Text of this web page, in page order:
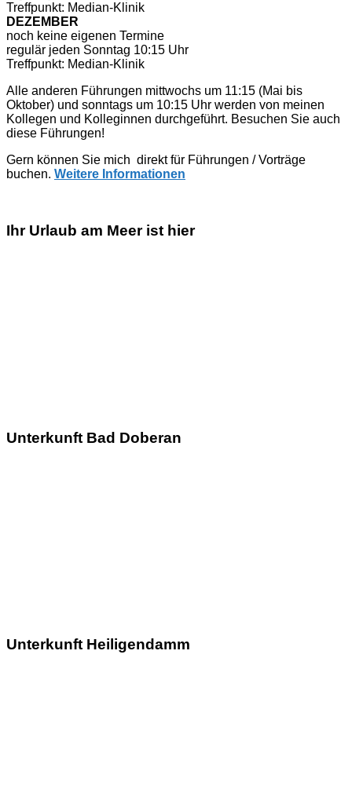
Treffpunkt: Median-Klinik
DEZEMBER
noch keine eigenen Termine
regulär jeden Sonntag 10:15 Uhr
Treffpunkt: Median-Klinik
Alle anderen Führungen mittwochs um 11:15 (Mai bis
Oktober) und sonntags um 10:15 Uhr werden von meinen
Kollegen und Kolleginnen durchgeführt. Besuchen Sie auch
diese Führungen!
Gern können Sie mich direkt für Führungen / Vorträge
buchen. Weitere Informationen
Ihr Urlaub am Meer ist hier
Unterkunft Bad Doberan
Unterkunft Heiligendamm